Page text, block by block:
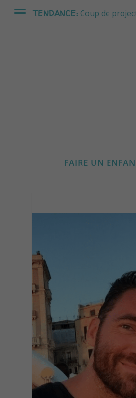
TENDANCE: Coup de
FAIRE UN